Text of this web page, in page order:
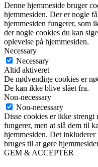
Denne hjemmeside bruger
hjemmesiden. Der er nogle
hjemmesiden fungerer, som
der nogle cookies du kan
oplevelse på hjemmesiden.
Necessary
Necessary
Altid aktiveret
De nødvendige cookies er
De kan ikke blive slået fra.
Non-necessary
Non-necessary
Disse cookies er ikke strengt
fungerer, men at slå dem til
hjemmesiden. Det inkluderer
bruges til at gøre
GEM & ACCEPTÈR